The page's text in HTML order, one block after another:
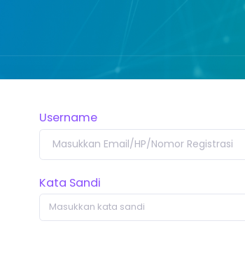
Username
Kata Sandi